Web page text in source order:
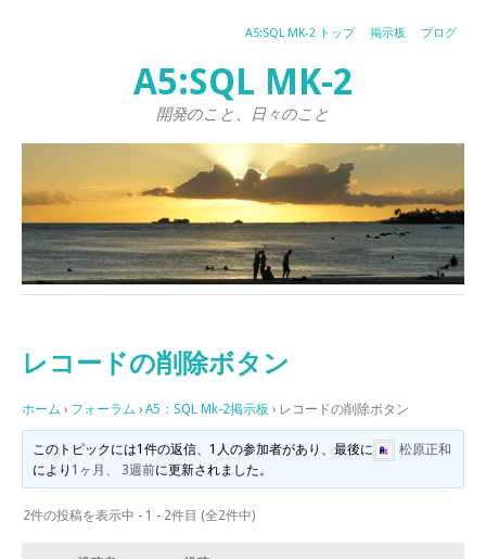
A5:SQL MK-2 トップ 掲示板 ブログ
A5:SQL MK-2
開発のこと、日々のこと
レコードの削除ボタン
ホーム › フォーラム › A5：SQL Mk-2掲示板 › レコードの削除ボタン
このトピックには1件の返信、1人の参加者があり、最後に
松原正和
により 1ヶ月、 3週前に更新されました。
2件の投稿を表示中 - 1 - 2件目 (全2件中)